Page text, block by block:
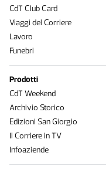
CdT Club Card
Viaggi del Corriere
Lavoro
Funebri
Prodotti
CdT Weekend
Archivio Storico
Edizioni San Giorgio
Il Corriere in TV
Infoaziende